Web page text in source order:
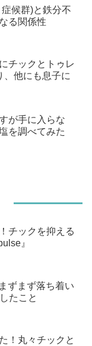
候群)と鉄分不
る関係性
チックとトゥレ
、他にも息子に
が手に入らな
を調べてみた
チックを抑える
』
ずまず落ち着い
たこと
！丸々チックと